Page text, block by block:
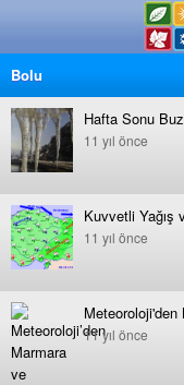
Bolu
Hafta Sonu
11 yıl önce
Kuvvetli Yağış
11 yıl önce
Meteoroloji'den
11 yıl önce